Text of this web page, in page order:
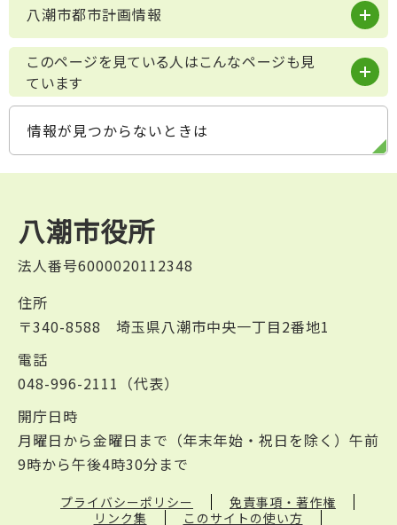
八潮市都市計画情報
このページを見ている人はこんなページも見
ています
情報が見つからないときは
八潮市役所
法人番号6000020112348
住所
〒340-8588 埼玉県八潮市中央一丁目2番地1
電話
048-996-2111（代表）
開庁日時
月曜日から金曜日まで（年末年始・祝日を除く）午前
9時から午後4時30分まで
プライバシーポリシー
免責事項・著作権
リンク集
このサイトの使い方